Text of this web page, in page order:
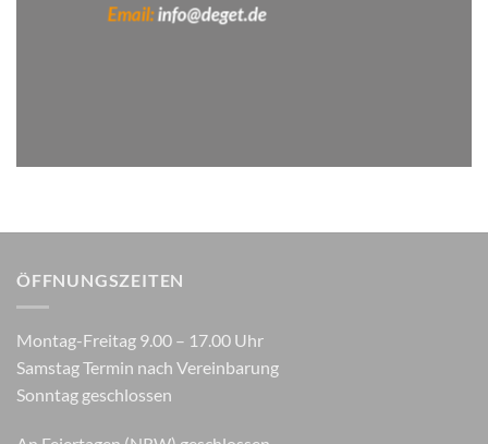
Email:info@deget.de
ÖFFNUNGSZEITEN
Montag-Freitag 9.00 – 17.00 Uhr
Samstag Termin nach Vereinbarung
Sonntag geschlossen